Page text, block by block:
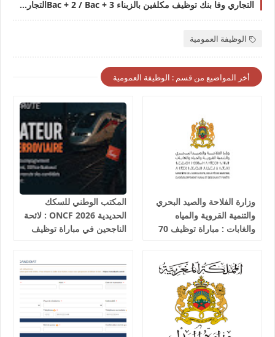
التجاري وفا بنك توظيف مكلفين بالزبناء Bac + 2 / Bac + 3التجاري وفا بنك توظيف مكلفين بالزبناء
الوظيفة العمومية
أخر المواضيع من قسم : الوظيفة العمومية
وزارة الفلاحة والصيد البحري
والتنمية القروية والمياه
والغابات : مباراة توظيف 70
المكتب الوطني للسكك
الحديدية 2026 ONCF : لائحة
الناجحين في مباراة توظيف